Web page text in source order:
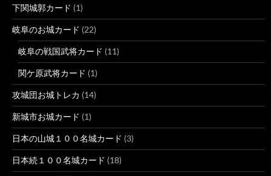
下関城郭カード (1)
岐阜のお城カード (22)
岐阜の戦国武将カード (11)
関ケ原武将カード (1)
攻城団お城トレカ (14)
新城市お城カード (1)
日本の山城１００名城カード (3)
日本続１００名城カード (18)